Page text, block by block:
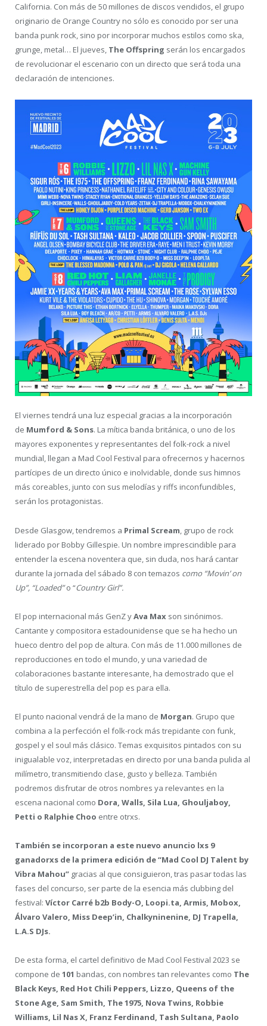
California. Con más de 50 millones de discos vendidos, el grupo
originario de Orange Country no sólo es conocido por ser una
banda punk rock, sino por incorporar muchos estilos como ska,
grunge, metal… El jueves, The Offspring serán los encargados
de revolucionar el escenario con un directo que será toda una
declaración de intenciones.
El viernes tendrá una luz especial gracias a la incorporación
de Mumford & Sons. La mítica banda británica, o uno de los
mayores exponentes y representantes del folk-rock a nivel
mundial, llegan a Mad Cool Festival para ofrecernos y hacernos
partícipes de un directo único e inolvidable, donde sus himnos
más coreables, junto con sus melodías y riffs inconfundibles,
serán los protagonistas.
Desde Glasgow, tendremos a Primal Scream , grupo de rock
liderado por Bobby Gillespie. Un nombre imprescindible para
entender la escena noventera que, sin duda, nos hará cantar
durante la jornada del sábado 8 con temazos como “Movin’ on
Up”, “Loaded”o “Country Girl”.
El pop internacional más GenZ yAva Max son sinónimos.
Cantante y compositora estadounidense que se ha hecho un
hueco dentro del pop de altura. Con más de 11.000 millones de
reproducciones en todo el mundo, y una variedad de
colaboraciones bastante interesante, ha demostrado que el
título de superestrella del pop es para ella.
El punto nacional vendrá de la mano de Morgan. Grupo que
combina a la perfección el folk-rock más trepidante con funk,
gospel y el soul más clásico. Temas exquisitos pintados con su
inigualable voz, interpretadas en directo por una banda pulida al
milímetro, transmitiendo clase, gusto y belleza. También
podremos disfrutar de otros nombres ya relevantes en la
escena nacional como Dora, Walls, Sila Lua, Ghouljaboy,
Petti o Ralphie Choo entre otrxs.
También se incorporan a este nuevo anuncio lxs 9
ganadorxs de la primera edición de “Mad Cool DJ Talent by
Vibra Mahou” gracias al que consiguieron, tras pasar todas las
fases del concurso, ser parte de la esencia más clubbing del
festival: Víctor Carré b2b Body-O, Loopi.ta, Armis, Mobox,
Álvaro Valero, Miss Deep’in, Chalkyninenine, DJ Trapella,
L.A.S DJs.
De esta forma, el cartel definitivo de Mad Cool Festival 2023 se
compone de 101 bandas, con nombres tan relevantes como The
Black Keys, Red Hot Chili Peppers, Lizzo, Queens of the
Stone Age, Sam Smith, The 1975, Nova Twins, Robbie
Williams, Lil Nas X, Franz Ferdinand, Tash Sultana, Paolo